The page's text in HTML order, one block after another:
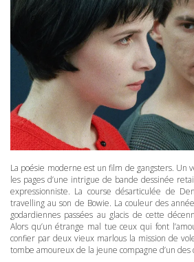
La poésie moderne est un film de gangsters. Un
les pages d’une intrigue de bande dessinée
expressionniste. La course désarticulée de
travelling au son de Bowie. La couleur des
godardiennes passées au glacis de cette
Alors qu’un étrange mal tue ceux qui font
confier par deux vieux marlous la mission de
tombe amoureux de la jeune compagne d’un